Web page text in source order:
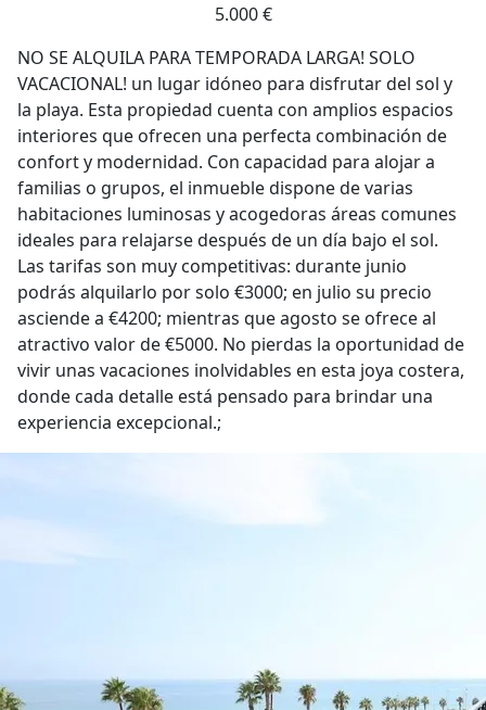
5.000 €
NO SE ALQUILA PARA TEMPORADA LARGA! SOLO
VACACIONAL! un lugar idóneo para disfrutar del sol y
la playa. Esta propiedad cuenta con amplios espacios
interiores que ofrecen una perfecta combinación de
confort y modernidad. Con capacidad para alojar a
familias o grupos, el inmueble dispone de varias
habitaciones luminosas y acogedoras áreas comunes
ideales para relajarse después de un día bajo el sol.
Las tarifas son muy competitivas: durante junio
podrás alquilarlo por solo €3000; en julio su precio
asciende a €4200; mientras que agosto se ofrece al
atractivo valor de €5000. No pierdas la oportunidad de
vivir unas vacaciones inolvidables en esta joya costera,
donde cada detalle está pensado para brindar una
experiencia excepcional.;